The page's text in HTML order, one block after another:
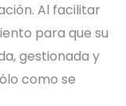
Al facilitar
para que su
gestionada y
como se